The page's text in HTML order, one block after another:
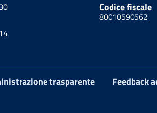
Codice fiscale
80010590562
trasparente Feedback